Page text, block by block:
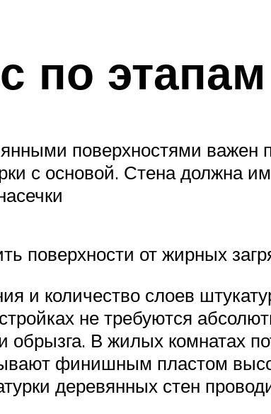
по этапам
поверхностями важен
с основой. Стена должна
поверхности от жирных
и количество слоев
не требуются
обрызга. В жилых комнатах
финишным пластом
деревянных стен